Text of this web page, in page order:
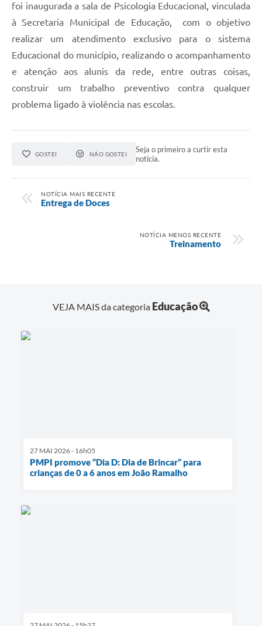
foi inaugurada a sala de Psicologia Educacional, vinculada
à Secretaria Municipal de Educação, com o objetivo
realizar um atendimento exclusivo para o sistema
Educacional do município, realizando o acompanhamento
e atenção aos alunis da rede, entre outras coisas,
construir um trabalho preventivo contra qualquer
problema ligado à violência nas escolas.
GOSTEI NÃO GOSTEI
Seja o primeiro a curtir esta
notícia.
NOTÍCIA MAIS RECENTE
Entrega de Doces
NOTÍCIA MENOS RECENTE
Treinamento
VEJA MAIS da categoria Educação
27 MAI 2026 - 16h05
PMPI promove “Dia D: Dia de Brincar” para
crianças de 0 a 6 anos em João Ramalho